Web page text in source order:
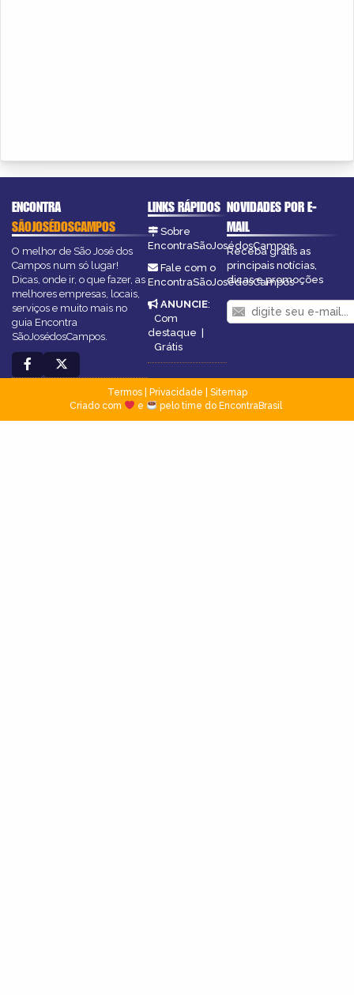
ENCONTRA
SÃOJOSÉDOSCAMPOS
O melhor de São José dos
Campos num só lugar!
Dicas, onde ir, o que fazer, as
melhores empresas, locais,
serviços e muito mais no
guia Encontra
SãoJosédosCampos.
LINKS RÁPIDOS
Sobre
EncontraSãoJosédosCampos
Fale com o
EncontraSãoJosédosCampos
ANUNCIE:
Com
destaque |
Grátis
NOVIDADES POR E-
MAIL
Receba grátis as
principais notícias,
dicas e promoções
Termos| Privacidade
Sitemap
Criado com
e pelo time do EncontraBrasil